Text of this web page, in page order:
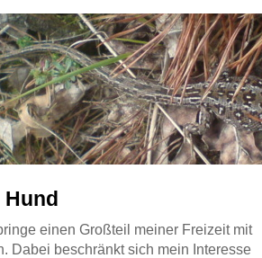
Hund
einen Großteil meiner Freizeit mit
Dabei beschränkt sich mein Interesse